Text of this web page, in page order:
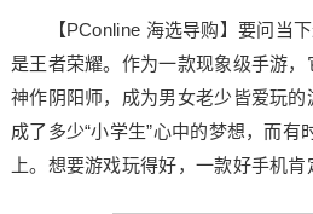
【PConline 海选导购】要问当下
是王者荣耀。作为一款现象级手游
神作阴阳师，成为男女老少皆爱玩的
成了多少“小学生”心中的梦想，而有
上。想要游戏玩得好，一款好手机肯